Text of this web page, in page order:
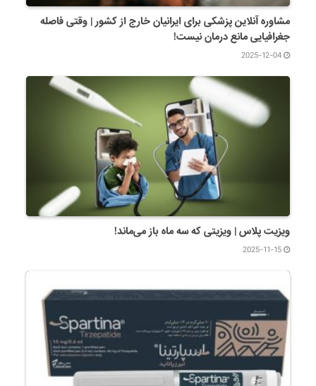
مشاوره آنلاین پزشکی برای ایرانیان خارج از کشور | وقتی فاصله
جغرافیایی مانع درمان نیست!
2025-12-04
ویزیت پلاس | ویزیتی که سه ماه باز می‌ماند!
2025-11-15